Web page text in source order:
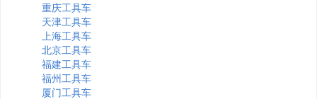
重庆工具车
天津工具车
上海工具车
北京工具车
福建工具车
福州工具车
厦门工具车